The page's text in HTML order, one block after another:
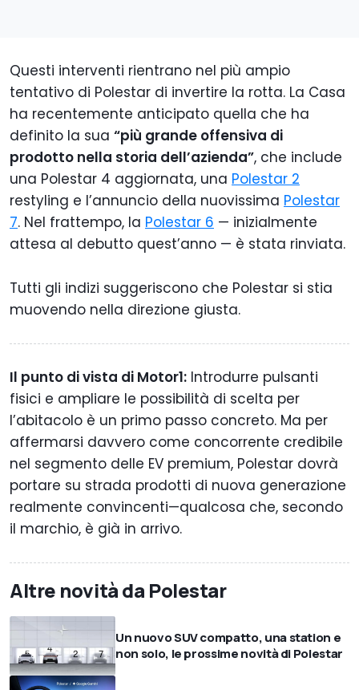
Questi interventi rientrano nel più ampio
tentativo di Polestar di invertire la rotta. La Casa
ha recentemente anticipato quella che ha
definito la sua “più grande offensiva di
prodotto nella storia dell’azienda”, che include
una Polestar 4 aggiornata, una Polestar 2
restyling e l’annuncio della nuovissima Polestar
7. Nel frattempo, la Polestar 6 — inizialmente
attesa al debutto quest’anno — è stata rinviata.
Tutti gli indizi suggeriscono che Polestar si stia
muovendo nella direzione giusta.
Il punto di vista di Motor1: Introdurre pulsanti
fisici e ampliare le possibilità di scelta per
l’abitacolo è un primo passo concreto. Ma per
affermarsi davvero come concorrente credibile
nel segmento delle EV premium, Polestar dovrà
portare su strada prodotti di nuova generazione
realmente convincenti—qualcosa che, secondo
il marchio, è già in arrivo.
Altre novità da Polestar
Un nuovo SUV compatto, una station e
non solo, le prossime novità di Polestar